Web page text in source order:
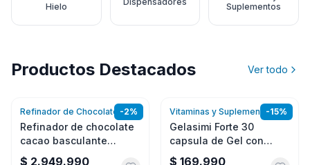
Hielo
Suplementos
Productos Destacados Ver todo
-2%
Agregar
Refinador de Chocolate
Refinador de chocolate
cacao basculante
Premier Melanger 10
$ 2.949.990
-15%
Agregar
Vitaminas y Suplementos
Gelasimi Forte 30
capsula de Gel con
Biotina
$ 169.990